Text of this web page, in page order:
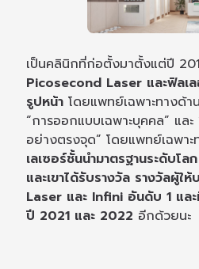
เป็นคลินิกที่ก่อตั้งมาตั้งแต่ปี
Picosecond Laser และฟิลเ
รูปหน้า โดยแพทย์เฉพาะทางด้
“การออกแบบเฉพาะบุคคล” แล
อย่างตรงจุด” โดยแพทย์เฉพา
เลเซอร์ชั้นนำมาตรฐานระดับโ
และเขาได้รับรางวัล รางวัลผู้ใ
Laser และ Infini อันดับ 1 แล
ปี 2021 และ 2022 อีกด้วยนะ